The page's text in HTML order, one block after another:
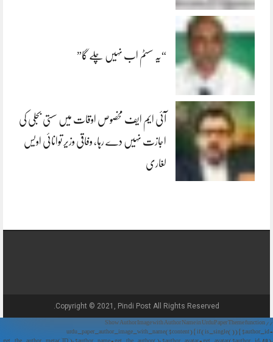
“یہ سسٹم اب نہیں چلے گا”
آئی ایم ایف مخصوص اوقات میں سستی بجلی کی
اجازت نہیں دے رہا، وفاقی وزیر توانائی اویس
لغاری
Copyright © 2021, Pindi Post All Rights Reserved.
// Show Author Image with Author Name in UrduPaper Theme function
urdu_paper_author_image_with_name($content) { if (is_single()) { $author_id =
get_the_author_meta('ID'); $author_name = get_the_author(); $author_avatar = get_avatar($author_id, 48);